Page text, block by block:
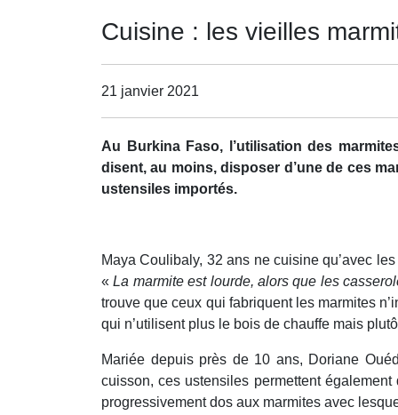
Cuisine : les vieilles
21 janvier 2021
Au Burkina Faso, l’utilisation des
disent, au moins, disposer d’une de ces
ustensiles importés.
Maya Coulibaly, 32 ans ne cuisine qu’avec
«La marmite est lourde, alors que les
trouve que ceux qui fabriquent les marmites
qui n’utilisent plus le bois de chauffe mais
Mariée depuis près de 10 ans, Doriane
cuisson, ces ustensiles permettent
progressivement dos aux marmites avec